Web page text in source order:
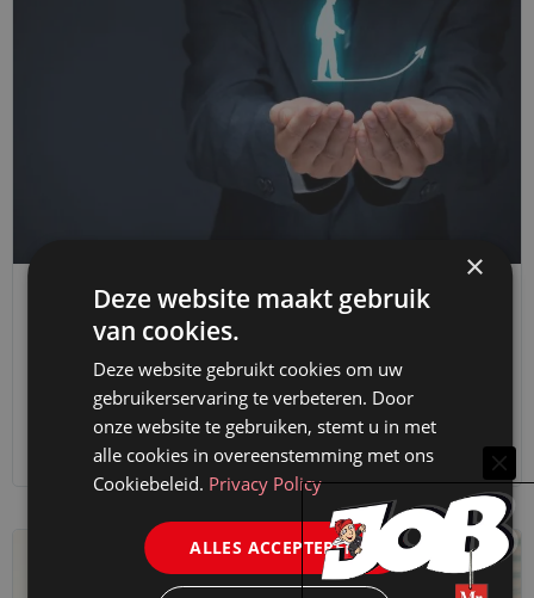
VAN ONZE KENNISPARTNERS
WAT MOET JE ALS PATROON ÉCHT WETEN OVER
DE VERPLICHTE PATROONSCURSUS
27 oktober 2025 OSR Juridische Opleidingen
×
Deze website maakt gebruik
van cookies.
Deze website gebruikt cookies om uw
gebruikerservaring te verbeteren. Door
onze website te gebruiken, stemt u in met
alle cookies in overeenstemming met ons
Cookiebeleid. Privacy Policy
ALLES ACCEPTEREN